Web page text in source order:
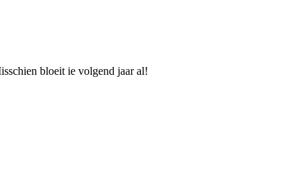
bloeit ie volgend jaar al!